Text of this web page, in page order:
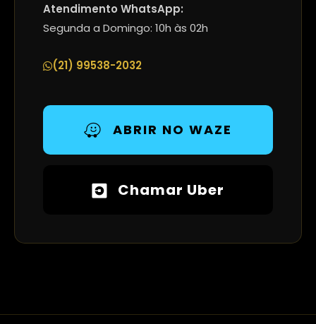
Atendimento WhatsApp:
Segunda a Domingo: 10h às 02h
(21) 99538-2032
ABRIR NO WAZE
Chamar Uber